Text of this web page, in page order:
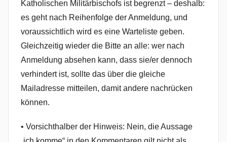
Katholischen Militärbischofs ist begrenzt – deshalb:
es geht nach Reihenfolge der Anmeldung, und
voraussichtlich wird es eine Warteliste geben.
Gleichzeitig wieder die Bitte an alle: wer nach
Anmeldung absehen kann, dass sie/er dennoch
verhindert ist, sollte das über die gleiche
Mailadresse mitteilen, damit andere nachrücken
können.
• Vorsichthalber der Hinweis: Nein, die Aussage